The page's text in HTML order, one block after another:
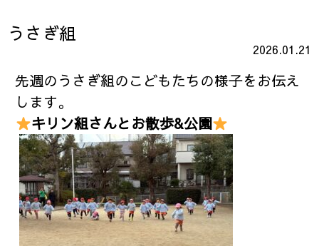
うさぎ組
2026.01.21
先週のうさぎ組のこどもたちの様子をお伝え
します。
キリン組さんとお散歩&公園